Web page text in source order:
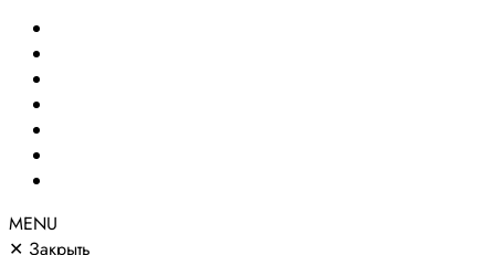
MENU
✕ Закрыть